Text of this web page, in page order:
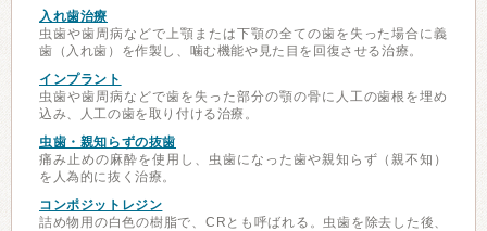
入れ歯治療
虫歯や歯周病などで上顎または下顎の全ての歯を失った場合に義
歯（入れ歯）を作製し、噛む機能や見た目を回復させる治療。
インプラント
虫歯や歯周病などで歯を失った部分の顎の骨に人工の歯根を埋め
込み、人工の歯を取り付ける治療。
虫歯・親知らずの抜歯
痛み止めの麻酔を使用し、虫歯になった歯や親知らず（親不知）
を人為的に抜く治療。
コンポジットレジン
詰め物用の白色の樹脂で、CRとも呼ばれる。虫歯を除去した後、